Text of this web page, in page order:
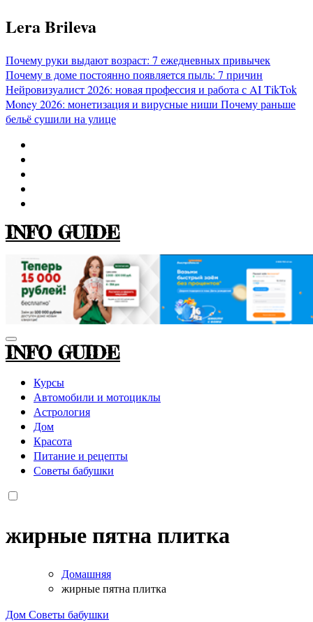
Перейти
к
Lera Brileva
Почему руки выдают возраст: 7 ежедневных привычек
Почему в доме постоянно появляется пыль: 7 причин
Нейровизуалист 2026: новая профессия и работа с AITikTok
Money 2026: монетизация и вирусные ниши Почему раньше
бельё сушили на улице
INFO GUIDE
INFO GUIDE
Курсы
Автомобили и мотоциклы
Астрология
Дом
Красота
Питание и рецепты
Советы бабушки
жирные пятна плитка
Домашняя
жирные пятна плитка
ДомСоветы бабушки